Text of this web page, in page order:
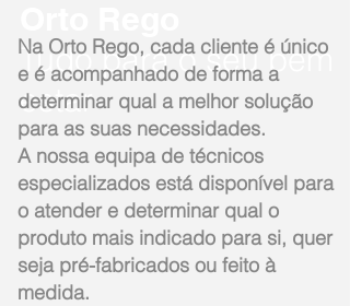
Tudo para o seu bem
estar
Na Orto Rego, cada cliente é único
e é acompanhado de forma a
determinar qual a melhor solução
para as suas necessidades.
A nossa equipa de técnicos
especializados está disponível para
o atender e determinar qual o
produto mais indicado para si, quer
seja pré-fabricados ou feito à
medida.